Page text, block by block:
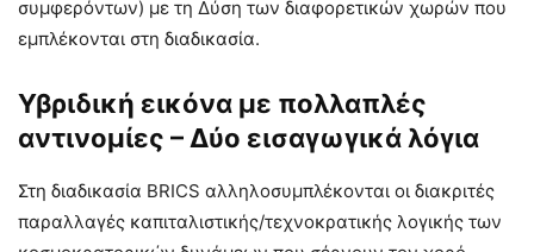
συμφερόντων) με τη Δύση των διαφορετικών χωρών που
εμπλέκονται στη διαδικασία.
Υβριδική εικόνα με πολλαπλές
αντινομίες – Δύο εισαγωγικά λόγια
Στη διαδικασία BRICS αλληλοσυμπλέκονται οι διακριτές
παραλλαγές καπιταλιστικής/τεχνοκρατικής λογικής των